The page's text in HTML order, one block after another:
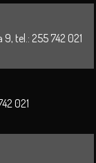
tel.: 255 742 021
021